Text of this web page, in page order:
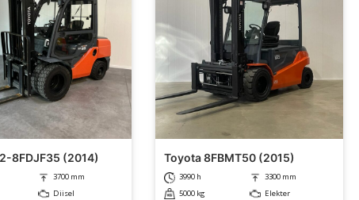
8FDJF35 (2014)
3700 mm
Diisel
Toyota 8FBMT50 (2015)
3990 h
3300 mm
5000 kg
Elekter